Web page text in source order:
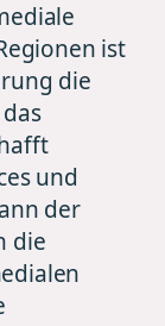
ist
die
und
der
die